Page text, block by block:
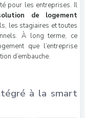
pour les entreprises. Il
de logement
les stagiaires et toutes
À long terme, ce
que l’entreprise
d’embauche.
à la smart